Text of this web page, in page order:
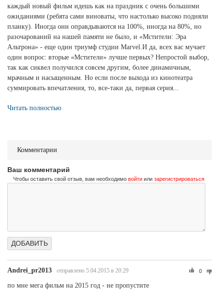
каждый новый фильм идешь как на праздник с очень большими
ожиданиями (ребята сами виноваты, что настолько высоко подняли
планку). Иногда они оправдываются на 100%, иногда на 80%, но
разочарований на нашей памяти не было, и «Мстители: Эра
Альтрона» - еще один триумф студии Marvel.И да, всех вас мучает
один вопрос: вторые «Мстители» лучше первых? Непростой выбор,
так как сиквел получился совсем другим, более динамичным,
мрачным и насыщенным. Но если после выхода из кинотеатра
суммировать впечатления, то, все-таки да, первая серия...
Читать полностью
Комментарии
Ваш комментарий
Чтобы оставить свой отзыв, вам необходимо войти или зарегистрироваться
Andrei_pr2013 отправлено 5.04.2015 в 20:29 0
по мне мега фильм на 2015 год - не пропустите